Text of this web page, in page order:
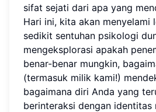
sifat sejati dari apa yang
Hari ini, kita akan menyelami
sedikit sentuhan psikologi
mengeksplorasi apakah
benar-benar mungkin,
(termasuk milik kami!)
bagaimana diri Anda yang
berinteraksi dengan identitas